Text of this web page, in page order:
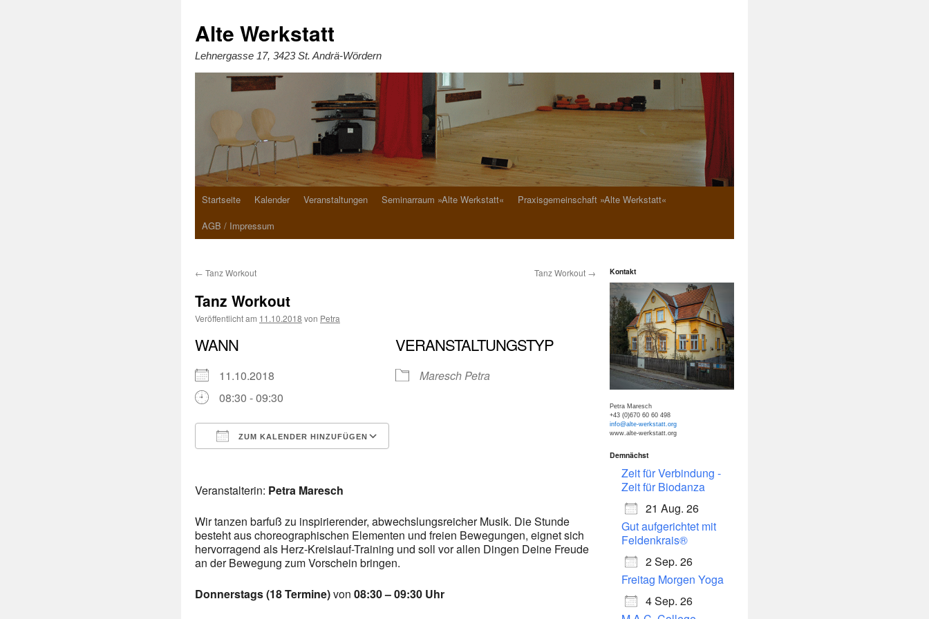
Alte Werkstatt
Lehnergasse 17, 3423 St. Andrä-Wördern
Startseite Kalender Veranstaltungen Seminarraum »Alte Werkstatt«
Praxisgemeinschaft »Alte Werkstatt«
AGB / Impressum
← Tanz Workout Tanz Workout →
Tanz Workout
Veröffentlicht am 11.10.2018 von Petra
WANN
11.10.2018
08:30 - 09:30
ZUM KALENDER HINZUFÜGEN
iCalendar
VERANSTALTUNGSTYP
Maresch Petra
Veranstalterin: Petra Maresch
Wir tanzen barfuß zu inspirierender, abwechslungsreicher Musik. Die Stunde
besteht aus choreographischen Elementen und freien Bewegungen, eignet sich
hervorragend als Herz-Kreislauf-Training und soll vor allen Dingen Deine Freude
an der Bewegung zum Vorschein bringen.
Donnerstags (18 Termine)von 08:30 – 09:30 Uhr
Kontakt
Petra Maresch
+43 (0)670 60 60 498
info@alte-werkstatt.org
www.alte-werkstatt.org
Demnächst
Zeit für Verbindung -
Zeit für Biodanza
21 Aug. 26
Gut aufgerichtet mit
Feldenkrais®
2 Sep. 26
Freitag Morgen Yoga
4 Sep. 26